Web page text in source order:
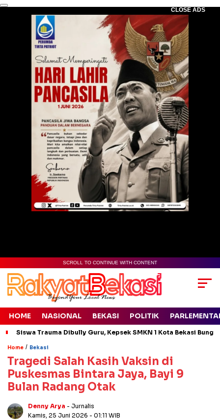
CLOSE ADS
SCROLL TO CONTINUE WITH CONTENT
HOME NASIONAL BEKASI POLITIK
Siswa Trauma Dibully Guru, Kepsek SMKN 1 Kota Bekasi
Home / Bekasi
Tragedi Salah Kasih Vaksin di
Puskesmas Bintara Jaya, Bayi 9
Bulan Radang Otak
Denny Arya - Jurnalis
Kamis, 25 Juni 2026 - 01:11 WIB